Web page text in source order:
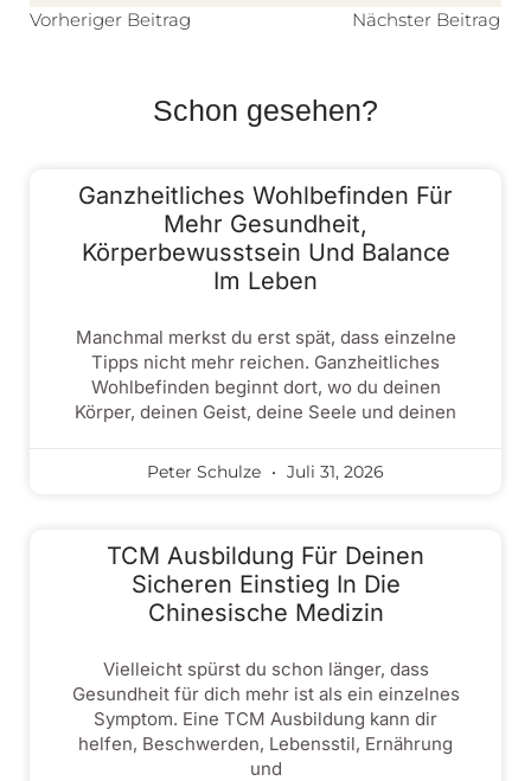
Vorheriger Beitrag Nächster Beitrag
Schon gesehen?
Ganzheitliches Wohlbefinden Für
Mehr Gesundheit,
Körperbewusstsein Und Balance
Im Leben
Manchmal merkst du erst spät, dass einzelne
Tipps nicht mehr reichen. Ganzheitliches
Wohlbefinden beginnt dort, wo du deinen
Körper, deinen Geist, deine Seele und deinen
Peter Schulze Juli 31, 2026
TCM Ausbildung Für Deinen
Sicheren Einstieg In Die
Chinesische Medizin
Vielleicht spürst du schon länger, dass
Gesundheit für dich mehr ist als ein einzelnes
Symptom. Eine TCM Ausbildung kann dir
helfen, Beschwerden, Lebensstil, Ernährung
und